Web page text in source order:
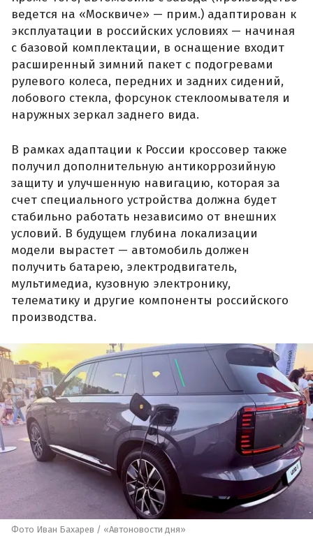
ведется на «Москвиче» — прим.) адаптирован к
эксплуатации в российских условиях — начиная
с базовой комплектации, в оснащение входит
расширенный зимний пакет с подогревами
рулевого колеса, передних и задних сидений,
лобового стекла, форсунок стеклоомывателя и
наружных зеркал заднего вида.
В рамках адаптации к России кроссовер также
получил дополнительную антикоррозийную
защиту и улучшенную навигацию, которая за
счет специального устройства должна будет
стабильно работать независимо от внешних
условий. В будущем глубина локализации
модели вырастет — автомобиль должен
получить батарею, электродвигатель,
мультимедиа, кузовную электронику,
телематику и другие компоненты российского
производства.
Фото Иван Бахарев / «Автоновости дня»